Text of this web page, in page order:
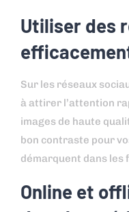
Utiliser des
Sur les réseaux
à attirer l’attention
images de haute
bon contraste pour
démarquent dans les
Online et